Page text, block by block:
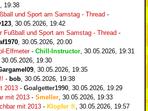
19:38
und Sport am Samstag - Thread -
30.05.2026, 19:42
Fußball und Sport am Samstag - Thread -
30.05.2026, 20:00
Elfmeter- Chill-Instructor 30.05.2026, 19:31
30.05.2026, 19:30
30.05.2026, 19:35
- bob 30.05.2026, 19:38
2013 - Goalgetter1990 30.05.2026, 19:29
mit 2013 - Smeller 30.05.2026, 19:33
mit 2013 - Klopfer
30.05.2026, 19:57